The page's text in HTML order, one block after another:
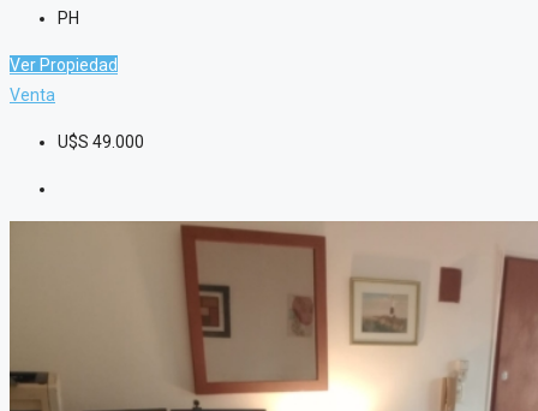
PH
Ver Propiedad
Venta
U$S 49.000